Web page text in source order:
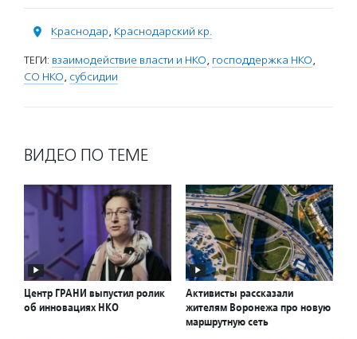
Краснодар, Краснодарский кр.
ТЕГИ: взаимодействие власти и НКО, господдержка НКО,
СО НКО, субсидии
ВИДЕО ПО ТЕМЕ
Центр ГРАНИ выпустил ролик
об инновациях НКО
Активисты рассказали
жителям Воронежа про новую
маршрутную сеть